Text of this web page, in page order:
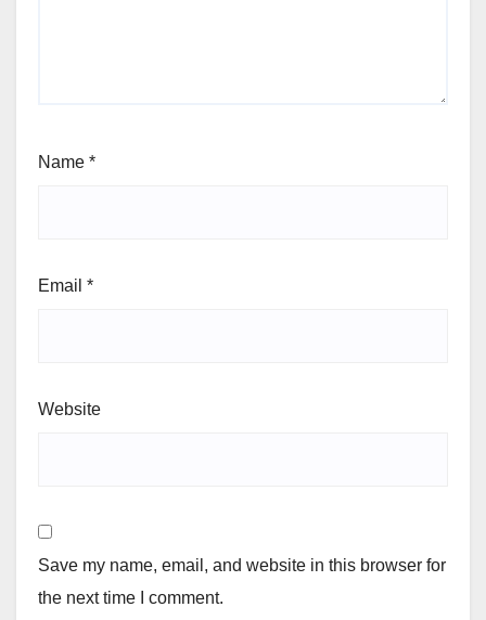
Name *
Email *
Website
Save my name, email, and website in this browser for
the next time I comment.